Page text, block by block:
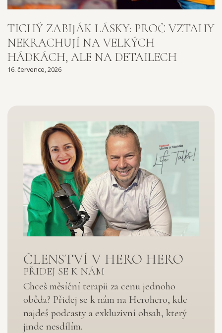
TICHÝ ZABIJÁK LÁSKY: PROČ VZTAHY
NEKRACHUJÍ NA VELKÝCH
HÁDKÁCH, ALE NA DETAILECH
16. července, 2026
ČLENSTVÍ V HERO HERO
PŘIDEJ SE K NÁM
Chceš měsíční terapii za cenu jednoho
oběda? Přidej se k nám na Herohero, kde
najdeš podcasty a exkluzivní obsah, který
jinde nesdílím.